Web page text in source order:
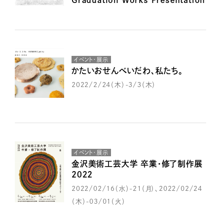
イベント・展示
かたいおせんべいだわ、私たち。
2022/2/24（木）-3/3（木）
イベント・展示
金沢美術工芸大学 卒業・修了制作展
２０２２
2022/02/16（水）-21（月）、2022/02/24
（木）-03/01（火）